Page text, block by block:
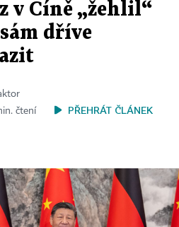
v Číně „žehlil“
dříve
čtení
PŘEHRÁT ČLÁNEK